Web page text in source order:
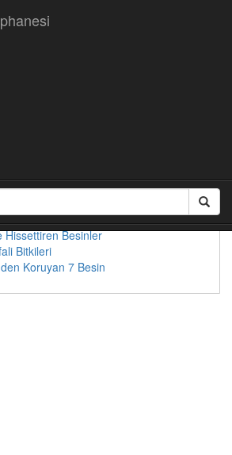
Faydaları
faydaları
Doğal Çözümler
Hissettiren Besinler
Bitkileri
Koruyan 7 Besin